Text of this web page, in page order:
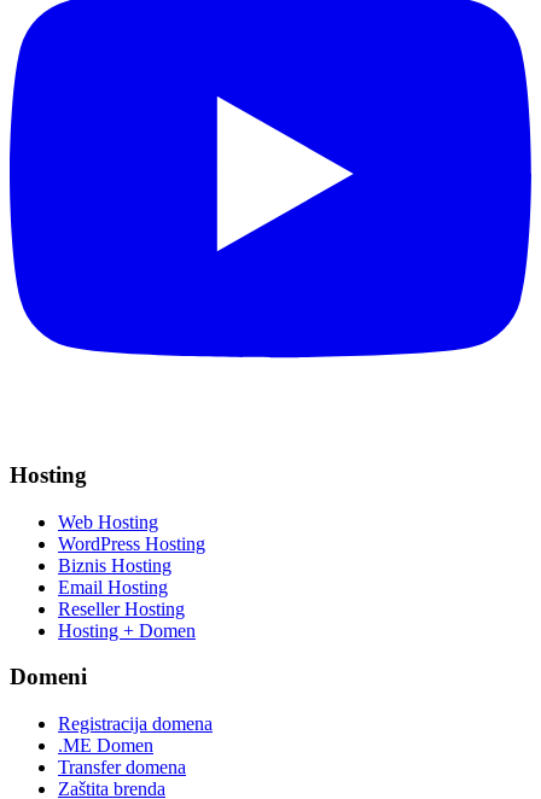
Hosting
Web Hosting
WordPress Hosting
Biznis Hosting
Email Hosting
Reseller Hosting
Hosting + Domen
Domeni
Registracija domena
.ME Domen
Transfer domena
Zaštita brenda